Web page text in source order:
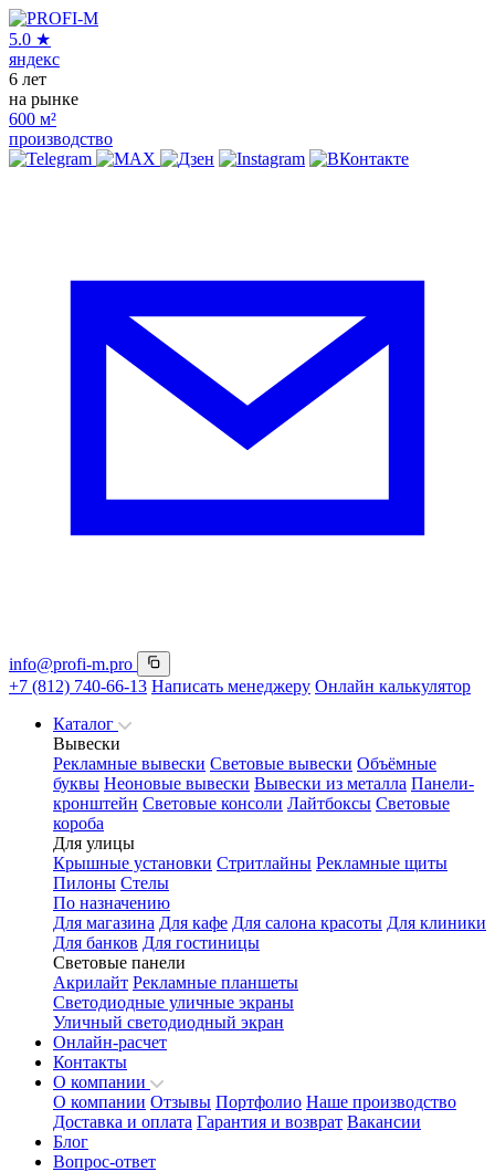
5.0 ★
яндекс
6 лет
на рынке
600 м²
производство
info@profi-m.pro
+7 (812) 740-66-13 Написать менеджеру Онлайн калькулятор
Каталог
Вывески
Рекламные вывески Световые вывески Объёмные
буквы Неоновые вывески Вывески из металла Панели-
кронштейн Световые консоли Лайтбоксы Световые
короба
Для улицы
Крышные установки Стритлайны Рекламные щиты
Пилоны Стелы
По назначению
Для магазина Для кафе Для салона красоты Для клиники
Для банков Для гостиницы
Световые панели
Акрилайт Рекламные планшеты
Светодиодные уличные экраны
Уличный светодиодный экран
Онлайн-расчет
Контакты
О компании
О компании Отзывы Портфолио Наше производство
Доставка и оплата Гарантия и возврат Вакансии
Блог
Вопрос-ответ